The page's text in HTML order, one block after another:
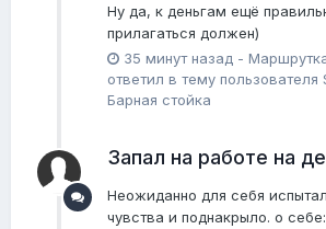
Ну да, к деньгам ещё
прилагаться должен)
35 минут назад -
ответил в тему пользователя
Барная стойка
Запал на работе на
Неожиданно для себя
чувства и поднакрыло. о